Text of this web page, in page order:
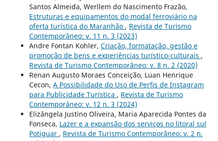
Santos Almeida, Werllem do Nascimento Frazão,
Estruturas e equipamentos do modal ferroviário na
oferta turística do Maranhão , Revista de Turismo
Contemporâneo: v. 11 n. 3 (2023)
Andre Fontan Kohler, Criação, formatação, gestão e
promoção de bens e experiências turístico-culturais ,
Revista de Turismo Contemporâneo: v. 8 n. 2 (2020)
Renan Augusto Moraes Conceição, Luan Henrique
Cecon, A Possibilidade do Uso de Perfis de Instagram
para Publicidade Turística , Revista de Turismo
Contemporâneo: v. 12 n. 3 (2024)
Elizângela Justino Oliveira, Maria Aparecida Pontes da
Fonseca, Lazer e a expansão dos serviços no litoral sul
Potiguar , Revista de Turismo Contemporâneo: v. 2 n.